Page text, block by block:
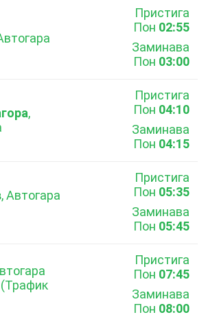
Пристига
Пон 02:55
Заминава
Пон 03:00
,
Пристига
Пон 04:10
Заминава
Пон 04:15
, Автогара
Пристига
Пон 05:35
Заминава
Пон 05:45
Пристига
Пон 07:45
Заминава
Пон 08:00